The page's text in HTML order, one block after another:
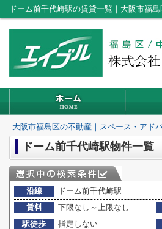
ドーム前千代崎駅の賃貸一覧｜大阪市福
大阪市福島区の不動産｜スペース・アド
ドーム前千代崎駅物件一覧
沿線
ドーム前千代崎駅
賃料
下限なし～上限なし
駅徒歩
指定しない